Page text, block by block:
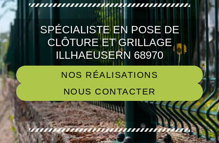
SPÉCIALISTE EN POSE DE
CLÔTURE ET GRILLAGE
ILLHAEUSERN 68970
NOS RÉALISATIONS
NOUS CONTACTER